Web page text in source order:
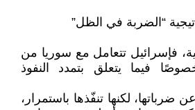
“الضربة في الظل”
فإسرائيل تتعامل مع سوريا من
فيما يتعلق بتمدد النفوذ
ضرباتها، لكنها تنفّذها باستمرار،